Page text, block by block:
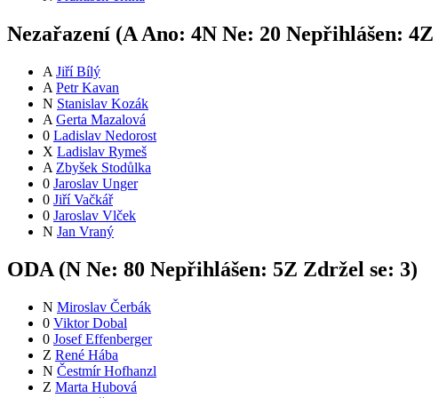
Nezařazení (A Ano: 4N Ne: 20 Nepřihlášen: 4Z
A Jiří Bílý
A Petr Kavan
N Stanislav Kozák
A Gerta Mazalová
0 Ladislav Nedorost
X Ladislav Rymeš
A Zbyšek Stodůlka
0 Jaroslav Unger
0 Jiří Vačkář
0 Jaroslav Vlček
N Jan Vraný
ODA (N Ne: 80 Nepřihlášen: 5Z Zdržel se: 3)
N Miroslav Čerbák
0 Viktor Dobal
0 Josef Effenberger
Z René Hába
N Čestmír Hofhanzl
Z Marta Hubová